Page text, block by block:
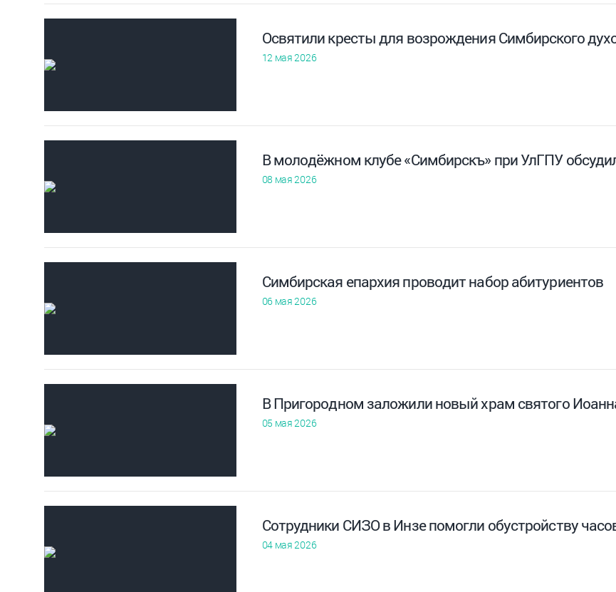
Освятили кресты для возрождения Симбирского
12 мая 2026
В молодёжном клубе «Симбирскъ» при УлГПУ
08 мая 2026
Симбирская епархия проводит набор абитуриентов
06 мая 2026
В Пригородном заложили новый храм святого
05 мая 2026
Сотрудники СИЗО в Инзе помогли обустройству
04 мая 2026